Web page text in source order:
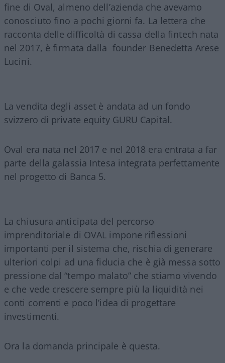
fine di Oval, almeno dell’azienda che avevamo
conosciuto fino a pochi giorni fa. La lettera che
racconta delle difficoltà di cassa della fintech nata
nel 2017, è firmata dalla founder Benedetta Arese
Lucini.
La vendita degli asset è andata ad un fondo
svizzero di private equity GURU Capital.
Oval era nata nel 2017 e nel 2018 era entrata a far
parte della galassia Intesa integrata perfettamente
nel progetto di Banca 5.
La chiusura anticipata del percorso
imprenditoriale di OVAL impone riflessioni
importanti per il sistema che, rischia di generare
ulteriori colpi ad una fiducia che è già messa sotto
pressione dal “tempo malato” che stiamo vivendo
e che vede crescere sempre più la liquidità nei
conti correnti e poco l’idea di progettare
investimenti.
Ora la domanda principale è questa.